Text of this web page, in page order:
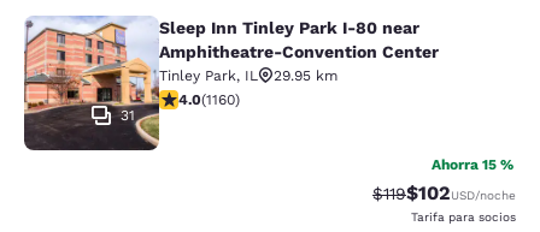
Sleep Inn Tinley Park I-80 near
31
Sleep Inn Tinley Park I-80 near
Amphitheatre-Convention Center
Tinley Park, IL
29.95 km
calificación de 4.01 estrellas. Muy bueno. 1160 reseñas
4.0(1160)
Ahorra 15 %
Precio tachado:
$119Precio con
$102USD/noche
Tarifa para socios